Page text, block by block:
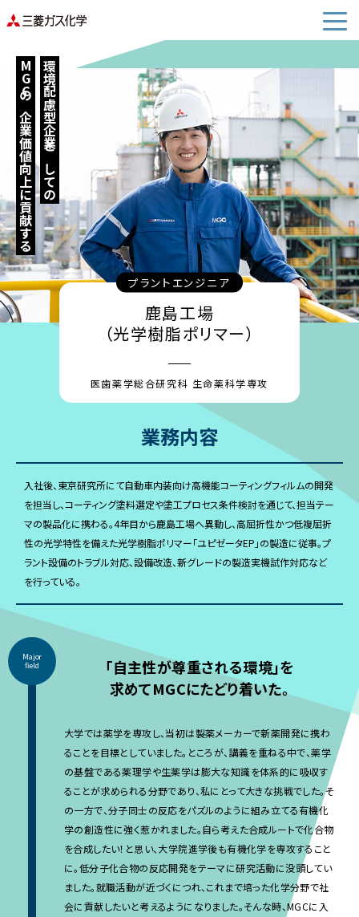
環境配慮型企業としての
MGCの企業価値向上に貢献する
プラントエンジニア
鹿島工場
（光学樹脂ポリマー）
医歯薬学総合研究科 生命薬科学専攻
業務内容
入社後、東京研究所にて自動車内装向け高機能コーティングフィルムの開発
を担当し、コーティング塗料選定や塗工プロセス条件検討を通じて、担当テー
マの製品化に携わる。4年目から鹿島工場へ異動し、高屈折性かつ低複屈折
性の光学特性を備えた光学樹脂ポリマー「ユピゼータEP」の製造に従事。プ
ラント設備のトラブル対応、設備改造、新グレードの製造実機試作対応など
を行っている。
Major
field
「自主性が尊重される環境」を
求めてMGCにたどり着いた。
大学では薬学を専攻し、当初は製薬メーカーで新薬開発に携わ
ることを目標としていました。ところが、講義を重ねる中で、薬学
の基盤である薬理学や生薬学は膨大な知識を体系的に吸収す
ることが求められる分野であり、私にとって大きな挑戦でした。そ
の一方で、分子同士の反応をパズルのように組み立てる有機化
学の創造性に強く惹かれました。自ら考えた合成ルートで化合物
を合成したい！と思い、大学院進学後も有機化学を専攻すること
に。低分子化合物の反応開発をテーマに研究活動に没頭してい
ました。就職活動が近づくにつれ、これまで培った化学分野で社
会に貢献したいと考えるようになりました。そんな時、MGCに入